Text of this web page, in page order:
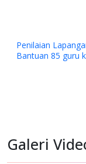
Penilaian
Bantuan 85 guru
Galeri